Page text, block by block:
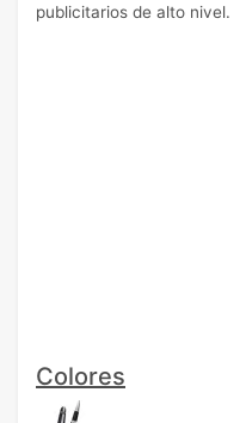
publicitarios de alto nivel.
Colores